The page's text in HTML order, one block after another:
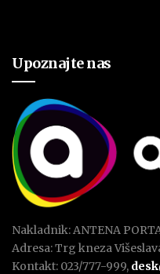
Upoznajte nas
Nakladnik: ANTENA
Adresa: Trg kneza
Kontakt: 023/777-999,